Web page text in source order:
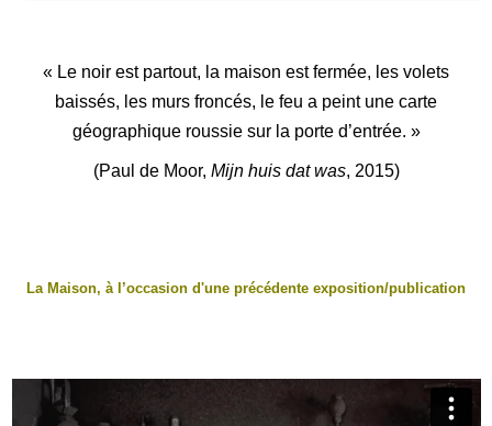
« Le noir est partout, la maison est fermée, les volets
baissés, les murs froncés, le feu a peint une carte
géographique roussie sur la porte d’entrée. »
(Paul de Moor, Mijn huis dat was, 2015)
La Maison, à l’occasion d'une précédente exposition/publication